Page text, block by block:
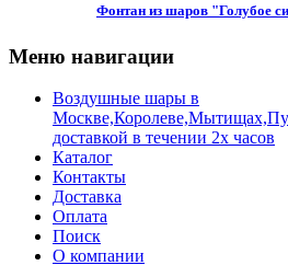
Фонтан из шаров "Голубое
Меню навигации
Воздушные шары в
доставкой в течении 2х часов
Каталог
Контакты
Доставка
Оплата
Поиск
О компании